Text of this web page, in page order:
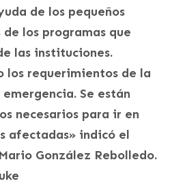
de los pequeños
los programas que
las instituciones.
los requerimientos de la
Se están
necesarios para ir en
afectadas» indicó el
González Rebolledo.